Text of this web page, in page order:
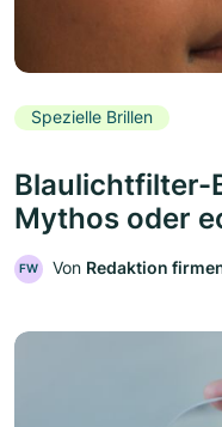
Spezielle Brillen
Blaulichtfilter-
Mythos oder
FW Von Redaktion